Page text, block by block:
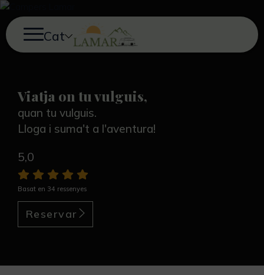
Cat
Viatja on tu vulguis,
quan tu vulguis.
Lloga i suma't a l'aventura!
5,0
Basat en 34 ressenyes
Reservar